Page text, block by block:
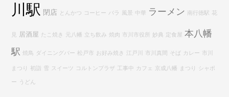
川駅 閉店 とんかつ コーヒー バラ 風景 中華 ラーメン 南行徳駅 花
見 居酒屋 たこ焼き 元八幡 立ち飲み 焼肉 市川市役所 妙典 定食屋 本八幡
駅 焼鳥 ダイニングバー 松戸市 お好み焼き 江戸川 市川真間 そば カレー 市川
まつり 初詣 雪 スイーツ コルトンプラザ 工事中 カフェ 京成八幡 まつり シャポ
ー うどん